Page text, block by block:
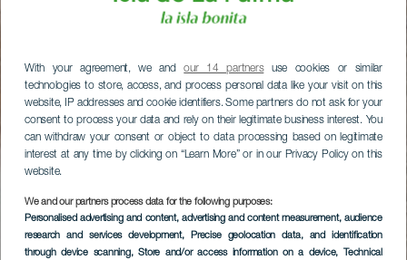
With your agreement, we andour 14 partnersuse cookies or similar
technologies to store, access, and process personal data like your visit on this
website, IP addresses and cookie identifiers. Some partners do not ask for your
consent to process your data and rely on their legitimate business interest. You
can withdraw your consent or object to data processing based on legitimate
interest at any time by clicking on “Learn More” or in our Privacy Policy on this
website.
We and our partners process data for the following purposes:
Personalised advertising and content, advertising and content measurement, audience
research and services development, Precise geolocation data, and identification
through device scanning, Store and/or access information on a device, Technical